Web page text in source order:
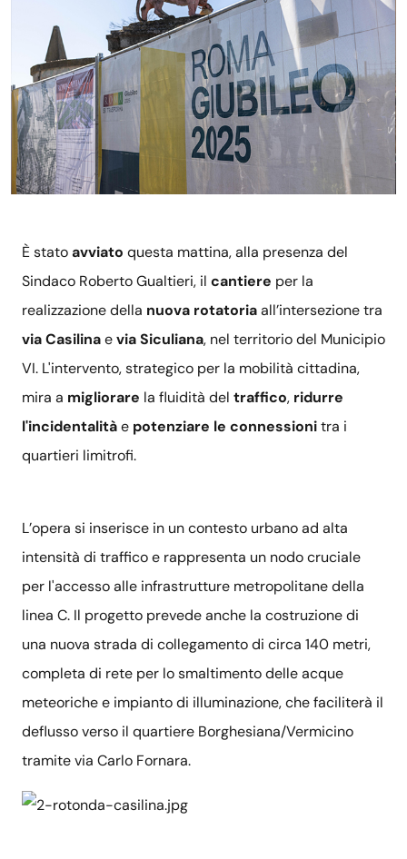
È statoavviato questa mattina, alla presenza del
Sindaco Roberto Gualtieri, il cantiere per la
realizzazione della nuova rotatoriaall’intersezione tra
via Casilinaevia Siculiana, nel territorio del Municipio
VI. L'intervento, strategico per la mobilità cittadina,
mira a migliorare la fluidità del traffico, ridurre
l'incidentalitàe potenziare le connessionitra i
quartieri limitrofi.
L’opera si inserisce in un contesto urbano ad alta
intensità di traffico e rappresenta un nodo cruciale
per l'accesso alle infrastrutture metropolitane della
linea C. Il progetto prevede anche la costruzione di
una nuova strada di collegamento di circa 140 metri,
completa di rete per lo smaltimento delle acque
meteoriche e impianto di illuminazione, che faciliterà il
deflusso verso il quartiere Borghesiana/Vermicino
tramite via Carlo Fornara.